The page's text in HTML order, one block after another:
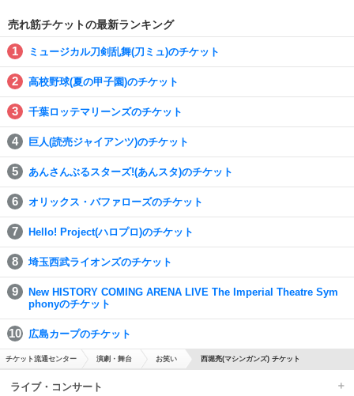
売れ筋チケットの最新ランキング
ミュージカル刀剣乱舞(刀ミュ)のチケット
高校野球(夏の甲子園)のチケット
千葉ロッテマリーンズのチケット
巨人(読売ジャイアンツ)のチケット
あんさんぶるスターズ!(あんスタ)のチケット
オリックス・バファローズのチケット
Hello! Project(ハロプロ)のチケット
埼玉西武ライオンズのチケット
New HISTORY COMING ARENA LIVE The Imperial Theatre Sym
phonyのチケット
広島カープのチケット
チケット流通センター 演劇・舞台 お笑い 西堀亮(マシンガンズ) チケット
ライブ・コンサート